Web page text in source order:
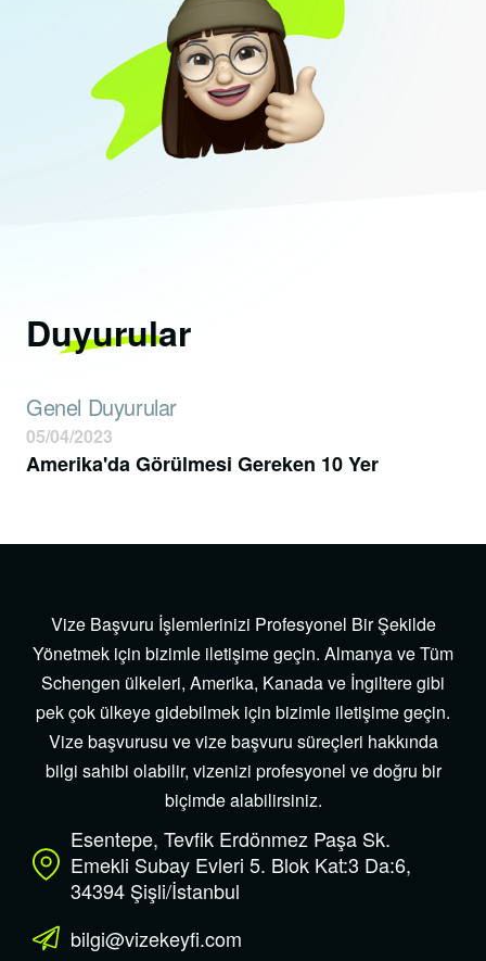
Duyurular
Genel Duyurular
Amerika'da Görülmesi Gereken 10 Yer
05/04/2023
Esentepe, Tevfik Erdönmez Paşa Sk.
Emekli Subay Evleri 5. Blok Kat:3 Da:6,
34394 Şişli/İstanbul
bilgi@vizekeyfi.com
Vize Başvuru İşlemlerinizi Profesyonel Bir Şekilde
Yönetmek için bizimle iletişime geçin. Almanya ve Tüm
Schengen ülkeleri, Amerika, Kanada ve İngiltere gibi
pek çok ülkeye gidebilmek için bizimle iletişime geçin.
Vize başvurusu ve vize başvuru süreçleri hakkında
bilgi sahibi olabilir, vizenizi profesyonel ve doğru bir
biçimde alabilirsiniz.